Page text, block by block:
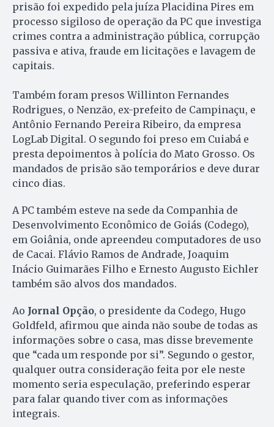
prisão foi expedido pela juíza Placidina Pires em
processo sigiloso de operação da PC que investiga
crimes contra a administração pública, corrupção
passiva e ativa, fraude em licitações e lavagem de
capitais.
Também foram presos Willinton Fernandes
Rodrigues, o Nenzão, ex-prefeito de Campinaçu, e
Antônio Fernando Pereira Ribeiro, da empresa
LogLab Digital. O segundo foi preso em Cuiabá e
presta depoimentos à polícia do Mato Grosso. Os
mandados de prisão são temporários e deve durar
cinco dias.
A PC também esteve na sede da Companhia de
Desenvolvimento Econômico de Goiás (Codego),
em Goiânia, onde apreendeu computadores de uso
de Cacai. Flávio Ramos de Andrade, Joaquim
Inácio Guimarães Filho e Ernesto Augusto Eichler
também são alvos dos mandados.
Ao Jornal Opção, o presidente da Codego, Hugo
Goldfeld, afirmou que ainda não soube de todas as
informações sobre o casa, mas disse brevemente
que “cada um responde por si”. Segundo o gestor,
qualquer outra consideração feita por ele neste
momento seria especulação, preferindo esperar
para falar quando tiver com as informações
integrais.